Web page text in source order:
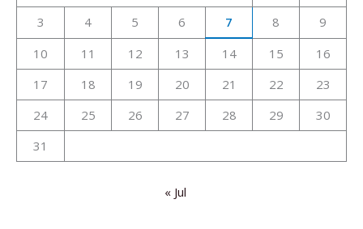
3
4 5 6 7 8
9
10
11 12 13 14 15
16
17
18 19 20 21 22
23
24
25 26 27 28 29
30
31
« Jul